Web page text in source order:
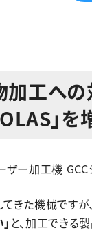
加工への
」を
ザー加工機 GCC
きた機械ですが
と、加工できる